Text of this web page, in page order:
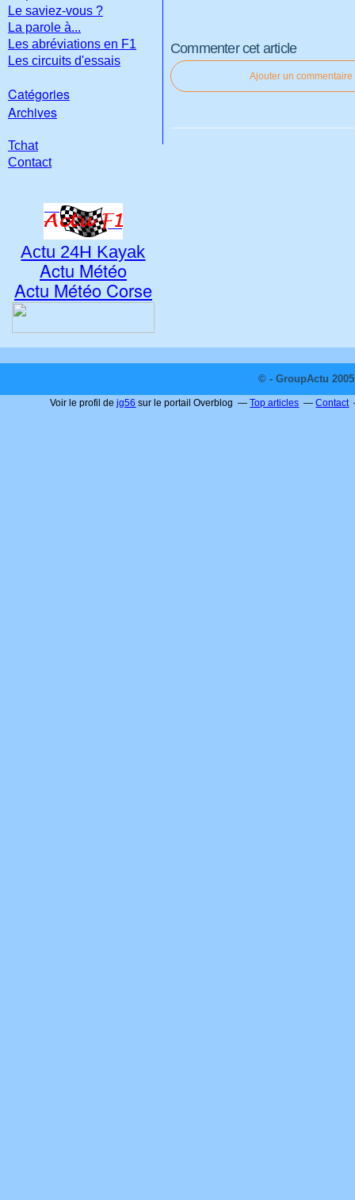
Commenter cet article
Ajouter un commentaire
Le saviez-vous ?
La parole à...
Les abréviations en F1
Les circuits d'essais
Catégories
Archives
Tchat
Contact
Actu 24H Kayak
Actu Météo
Actu Météo Corse
© - GroupActu
Voir le profil dejg56 sur le portail Overblog Top articles Contact